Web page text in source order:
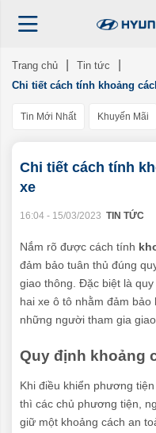
Trang chủ
Tin tức
Chi tiết cách tính khoảng
Tin Mới Nhất Khuyến Mãi
Chi tiết cách tính
xe
16:04 - 15/03/2023 TIN TỨC
Nắm rõ được cách tính
đảm bảo tuân thủ đúng
giao thông. Đặc biệt là
hai xe ô tô nhằm đảm
những người tham gia
Quy định khoảng
Khi điều khiển phương
thì các chủ phương tiện,
giữ một khoảng cách an